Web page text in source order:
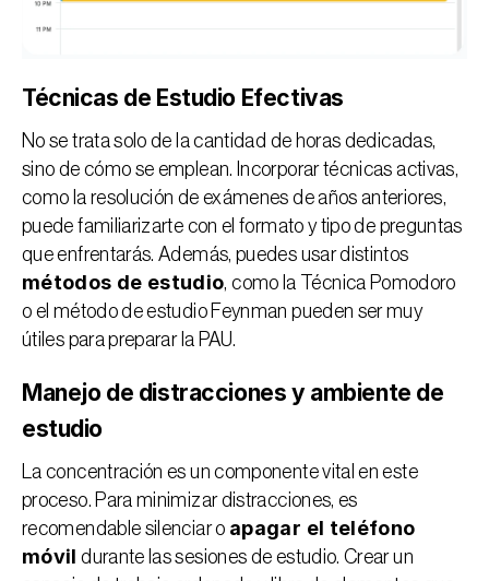
Técnicas de Estudio Efectivas
No se trata solo de la cantidad de horas dedicadas,
sino de cómo se emplean. Incorporar técnicas activas,
como la resolución de exámenes de años anteriores,
puede familiarizarte con el formato y tipo de preguntas
métodos de estudio, como la
Técnica Pomodoro
o el método de estudio Feynman pueden ser muy
útiles para preparar la PAU.
Manejo de distracciones y ambiente de
estudio
La concentración es un componente vital en este
proceso. Para minimizar distracciones, es
recomendable silenciar o apagar el teléfono
móvil durante las sesiones de estudio. Crear un